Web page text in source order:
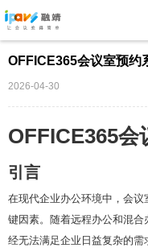
OFFICE365会议室预约
2026-04-30
OFFICE365会
引言
在现代企业办公环境中，会
键因素。随着远程办公和混
经无法满足企业日益复杂的